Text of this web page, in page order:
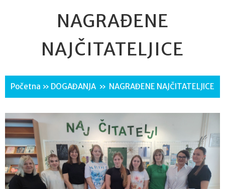
NAGRAĐENE
NAJČITATELJICE
Početna » DOGAĐANJA » NAGRAĐENE NAJČITATELJICE